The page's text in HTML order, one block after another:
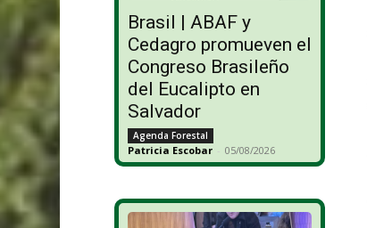
Brasil | ABAF y
Cedagro promueven el
Congreso Brasileño
del Eucalipto en
Salvador
Agenda Forestal
Patricia Escobar - 05/08/2026